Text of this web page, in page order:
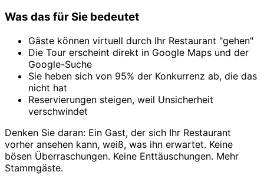
Was das für Sie bedeutet
Gäste können virtuell durch Ihr Restaurant "gehen"
Die Tour erscheint direkt in Google Maps und der
Google-Suche
Sie heben sich von 95% der Konkurrenz ab, die das
nicht hat
Reservierungen steigen, weil Unsicherheit
verschwindet
Denken Sie daran: Ein Gast, der sich Ihr Restaurant
vorher ansehen kann, weiß, was ihn erwartet. Keine
bösen Überraschungen. Keine Enttäuschungen. Mehr
Stammgäste.